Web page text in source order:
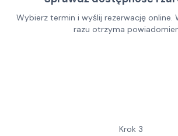
Wybierz termin i wyślij rezerwację online.
razu otrzyma
Krok 3